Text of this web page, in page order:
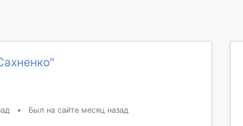
• Был на сайте месяц назад